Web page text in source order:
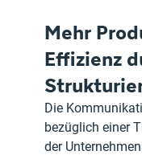
Mehr
Effizienz
Die
bezüglich einer
der